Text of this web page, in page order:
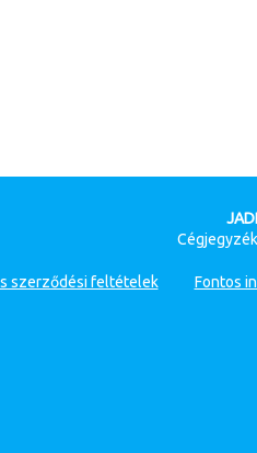
szerződési feltételek Fontos